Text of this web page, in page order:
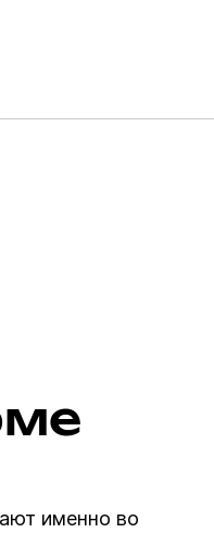
именно во